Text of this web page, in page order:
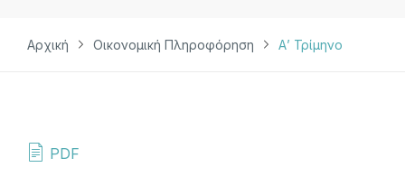
Αρχική Οικονομική Πληροφόρηση Α’ Τρίμηνο
PDF